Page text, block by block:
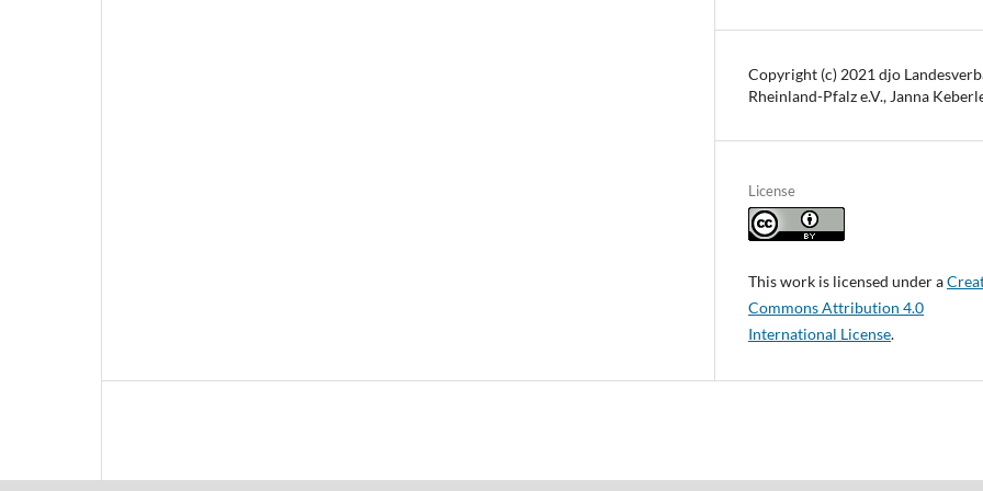
Copyright (c) 2021 djo
Rheinland-Pfalz e.V., Janna
License
This work is licensed under a
Commons Attribution 4.0
International License.